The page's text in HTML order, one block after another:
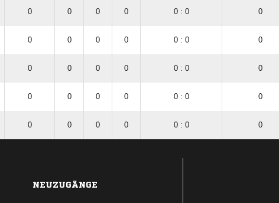
0 0 0 0 0 : 0 0
0 0 0 0 0 : 0 0
0 0 0 0 0 : 0 0
0 0 0 0 0 : 0 0
0 0 0 0 0 : 0 0
NEUZUGÄNGE